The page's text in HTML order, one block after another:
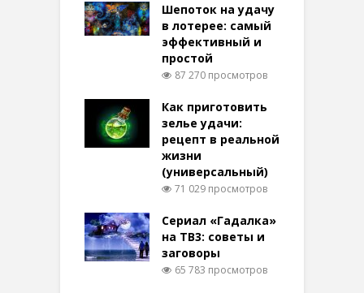
Шепоток на удачу
в лотерее: самый
эффективный и
простой
87 270 просмотров
Как приготовить
зелье удачи:
рецепт в реальной
жизни
(универсальный)
71 029 просмотров
Сериал «Гадалка»
на ТВ3: советы и
заговоры
65 783 просмотров